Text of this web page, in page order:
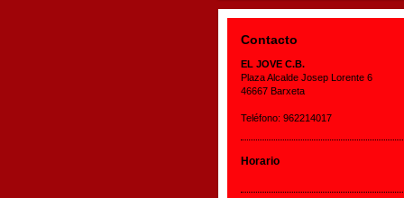
Contacto
EL JOVE C.B.
Plaza Alcalde Josep Lorente 6
46667 Barxeta
Teléfono: 962214017
Horario